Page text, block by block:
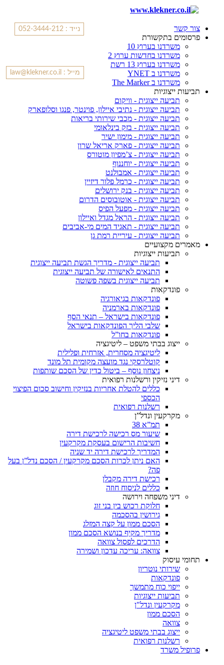
נייד : 052-3444-212
מייל : law@klekner.co.il
צור קשר
פרסומים בתקשורת
משרדנו בערוץ 10
משרדנו בחדשות ערוץ 2
משרדנו בערוץ 13 רשת
משרדנו ב YNET
משרדנו ב The Marker
תביעות ייצוגיות
תביעה ייצוגית - וויקום
תביעה ייצוגית - נתיבי איילון, פוינטר, פנגו וסלופארק
תביעה ייצוגית - מכבי שירותי בריאות
תביעה ייצוגית - בזק בינלאומי
תביעה ייצוגית - מימון ישיר
תביעה ייצוגית - פארק אריאל שרון
תביעה ייצוגית - צ’מפיון מוטורס
תביעה ייצוגית - יוחננוף
תביעה ייצוגית - אמבולנט
תביעה ייצוגית - כרמל פלור דיזיין
תביעה ייצוגית - בנק ירושלים
תביעה ייצוגית - אוטובוסים הדרום
תביעה ייצוגית - מפעל הפיס
תביעה ייצוגית - הראל מגדל ואיילון
תביעה ייצוגית - תאגיד המים מי-אביבים
תביעה ייצוגית - עיריית רמת גן
מאמרים מקצועיים
תביעות ייצוגיות
תביעה ייצוגית - מדריך הגשת תביעה ייצוגית
התנאים לאישורה של תביעה ייצוגית
תביעה ייצוגית בשפה פשוטה
פונדקאות
פונדקאות בגיאורגיה
פונדקאות בארמניה
פונדקאות בישראל – תנאי הסף
שלבי הליך הפונדקאות בישראל
פונדקאות בחו”ל
ייצוג בבתי משפט – ליטיגציה
ליטיגציה מסחרית, אזרחית ופלילית
קוטלרסקי נגד מועצה מקומית תל מונד
ניצחון נוסף – ביטול כדין של הסכם שותפות
דיני נזיקין ורשלנות רפואית
כללים להטלת אחריות בנזיקין וחישוב סכום הפיצוי
הכספי
רשלנות רפואית
מקרקעין ונדל”ן
תמ”א 38
שיעור מס רכישה לרכישת דירה
חשיבות הרישום בעסקת מקרקעין
המדריך לרכישת דירה יד שניה
האם ניתן לכרות הסכם מקרקעין / הסכם נדל”ן בעל
פה?
רכישת דירה מקבלן
כללים לניסוח חוזה
דיני משפחה וירושה
חלוקת רכוש בין בני זוג
גירושין בהסכמה
הסכם ממון על קצה המזלג
מדריך מקיף בנושא הסכם ממון
הדרכים לפסול צוואה
צוואה: עריכה עדכון ושמירה
תחומי עיסוק
שירותי נוטריון
פונדקאות
ייפוי כוח מתמשך
תביעות ייצוגיות
מקרקעין ונדל"ן
הסכם ממון
צוואה
ייצוג בבתי משפט ליטיגציה
רשלנות רפואית
פרופיל משרד